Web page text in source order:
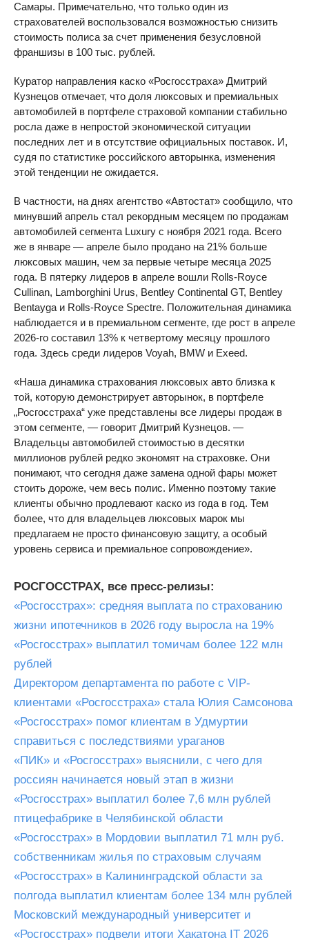
Самары. Примечательно, что только один из
страхователей воспользовался возможностью снизить
стоимость полиса за счет применения безусловной
франшизы в 100 тыс. рублей.
Куратор направления каско «Росгосстраха» Дмитрий
Кузнецов отмечает, что доля люксовых и премиальных
автомобилей в портфеле страховой компании стабильно
росла даже в непростой экономической ситуации
последних лет и в отсутствие официальных поставок. И,
судя по статистике российского авторынка, изменения
этой тенденции не ожидается.
В частности, на днях агентство «Автостат» сообщило, что
минувший апрель стал рекордным месяцем по продажам
автомобилей сегмента Luxury с ноября 2021 года. Всего
же в январе — апреле было продано на 21% больше
люксовых машин, чем за первые четыре месяца 2025
года. В пятерку лидеров в апреле вошли Rolls-Royce
Cullinan, Lamborghini Urus, Bentley Continental GT, Bentley
Bentayga и Rolls-Royce Spectre. Положительная динамика
наблюдается и в премиальном сегменте, где рост в апреле
2026-го составил 13% к четвертому месяцу прошлого
года. Здесь среди лидеров Voyah, BMW и Exeed.
«Наша динамика страхования люксовых авто близка к
той, которую демонстрирует авторынок, в портфеле
„Росгосстраха“ уже представлены все лидеры продаж в
этом сегменте, — говорит Дмитрий Кузнецов. —
Владельцы автомобилей стоимостью в десятки
миллионов рублей редко экономят на страховке. Они
понимают, что сегодня даже замена одной фары может
стоить дороже, чем весь полис. Именно поэтому такие
клиенты обычно продлевают каско из года в год. Тем
более, что для владельцев люксовых марок мы
предлагаем не просто финансовую защиту, а особый
уровень сервиса и премиальное сопровождение».
РОСГОССТРАХ, все пресс-релизы:
«Росгосстрах»: средняя выплата по страхованию
жизни ипотечников в 2026 году выросла на 19%
«Росгосстрах» выплатил томичам более 122 млн
рублей
Директором департамента по работе с VIP-
клиентами «Росгосстраха» стала Юлия Самсонова
«Росгосстрах» помог клиентам в Удмуртии
справиться с последствиями ураганов
«ПИК» и «Росгосстрах» выяснили, с чего для
россиян начинается новый этап в жизни
«Росгосстрах» выплатил более 7,6 млн рублей
птицефабрике в Челябинской области
«Росгосстрах» в Мордовии выплатил 71 млн руб.
собственникам жилья по страховым случаям
«Росгосстрах» в Калининградской области за
полгода выплатил клиентам более 134 млн рублей
Московский международный университет и
«Росгосстрах» подвели итоги Хакатона IT 2026